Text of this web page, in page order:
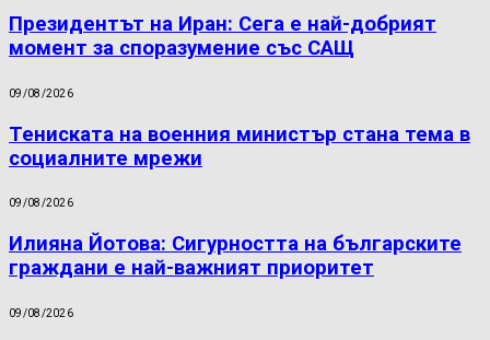
Президентът на Иран: Сега е най-добрият
момент за споразумение със САЩ
09/08/2026
Тениската на военния министър стана тема в
социалните мрежи
09/08/2026
Илияна Йотова: Сигурността на българските
граждани е най-важният приоритет
09/08/2026